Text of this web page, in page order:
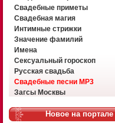
Свадебные приметы
Свадебная магия
Интимные стрижки
Значение фамилий
Имена
Сексуальный гороскоп
Русская свадьба
Свадебные песни MP3
Загсы Москвы
Новое на портале